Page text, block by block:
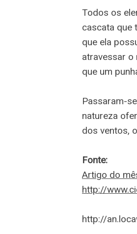
Todos os
cascata que
que ela
atravessar o
que um
Passaram-
natureza
dos ventos,
Fonte:
Artigo do
http://
http://